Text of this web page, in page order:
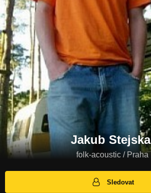
Jakub
folk-acoustic / Praha
Sledovat